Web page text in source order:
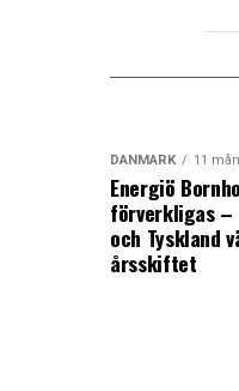
DANMARK 11
Energiö
förverkligas –
och Tyskland
årsskiftet